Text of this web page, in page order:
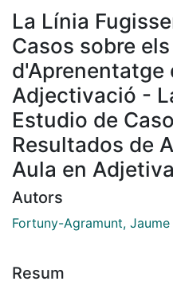
La Línia
Casos sobre
d'Aprenentatge
Adjectivació -
Estudio de
Resultados de
Aula en
Autors
Fortuny-Agramunt, Jaume
Resum